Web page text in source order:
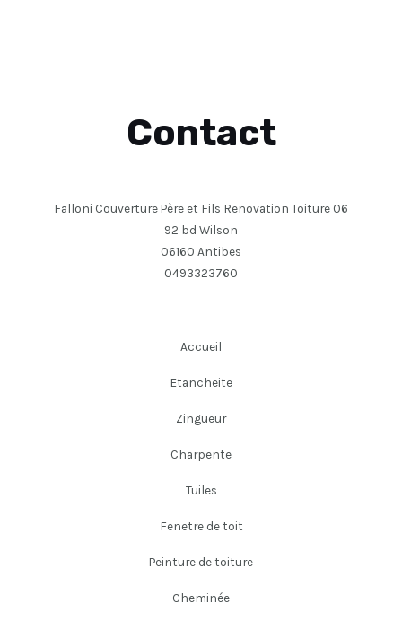
Contact
Falloni Couverture Père et Fils Renovation Toiture 06
92 bd Wilson
06160 Antibes
0493323760
Accueil
Etancheite
Zingueur
Charpente
Tuiles
Fenetre de toit
Peinture de toiture
Cheminée